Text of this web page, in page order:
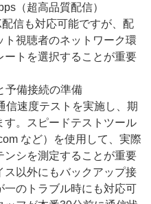
（超高品質配信）
信も対応可能ですが、配
視聴者のネットワーク環
トを選択することが重要
予備接続の準備
信速度テストを実施し、期
。スピードテストツール
など）を使用して、実際
シを測定することが重要
ス以外にもバックアップ接
のトラブル時にも対応可